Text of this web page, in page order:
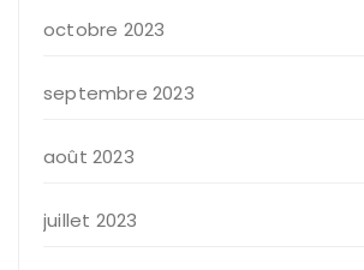
octobre 2023
septembre 2023
août 2023
juillet 2023